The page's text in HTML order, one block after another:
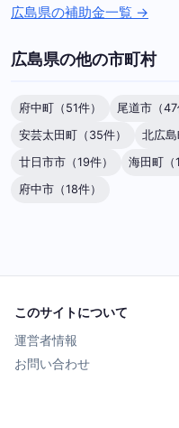
広島県の補助金一覧 →
広島県の他の市町村
府中町（51件） 尾道市（47
安芸太田町（35件）
北広島
廿日市市（19件）
海田町（
府中市（18件）
このサイトについて
運営者情報
お問い合わせ